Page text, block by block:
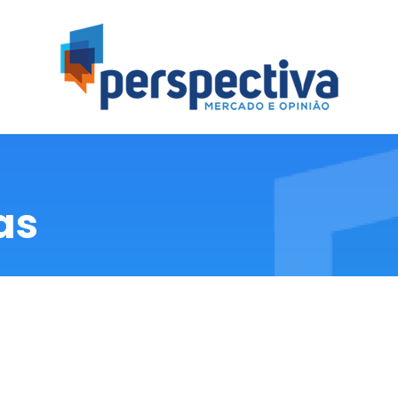
Mercadológica, de Opinião e Eleitoral